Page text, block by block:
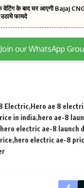
वेटिंग के बाद घर आएगी Bajaj
फायदे
Join our WhatsApp
Electric Hero ae 8
in india hero ae-8
hero electric ae-8 launch
hero electric ae-8